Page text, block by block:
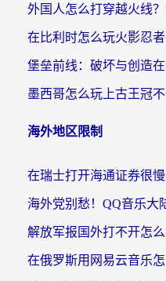
海外地区限制